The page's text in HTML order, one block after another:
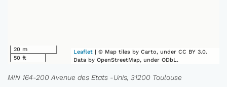
20 m
50 ft
Leaflet | © Map tiles by Carto, under CC BY 3.0.
Data by OpenStreetMap, under ODbL.
MIN 164-200 Avenue des Etats -Unis, 31200 Toulouse